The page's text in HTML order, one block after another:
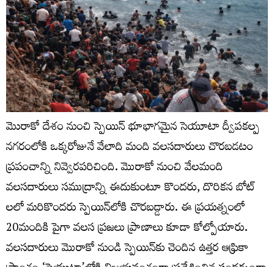
మెురాకో దేశం నుంచి స్పెయిన్‌ భూభాగమైన సెయూటా ద్వీపకల్ప
నగరంలోకి ఒక్కరోజునే వేలాది మంది వలసదారులు చొరబడటం
ప్రపంచాన్ని నివ్వెరపరిచింది. మొరాకో నుంచి వేలమంది
వలసదారులు సముద్రాన్ని ఈదుకుంటూ కొందరు, దొరికన బోట్
లలో మరికొందరు స్పెయిన్‌లోకి చొరబడ్డారు. ఈ ప్రయత్నంలో
20మందికి పైగా వలస ప్రజలు ప్రాణాలు కూడా కోల్పోయారు.
వలసదారులు మొరాకో నుండి స్పెయిన్‌కు చెందిన ఉత్తర ఆఫ్రికా